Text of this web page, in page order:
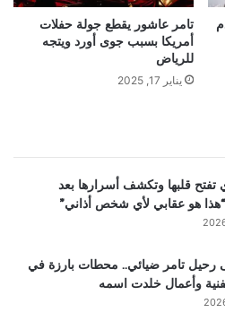
تامر عاشور يقطع جولة حفلات
أمريكا بسبب جوى أورد ويتجه
للرياض
يناير 17, 2025
تفتح قلبها وتكشف أسرارها بعد
“هذا هو عقابي لأي شخص أذاني”
رحيل تامر ضيائي.. محطات بارزة في
وأعمال خلدت اسمه